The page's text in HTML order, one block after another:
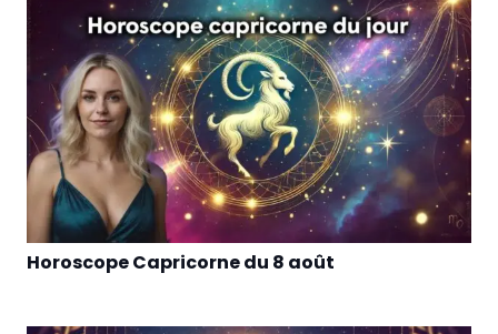
Horoscope Capricorne du 8 août